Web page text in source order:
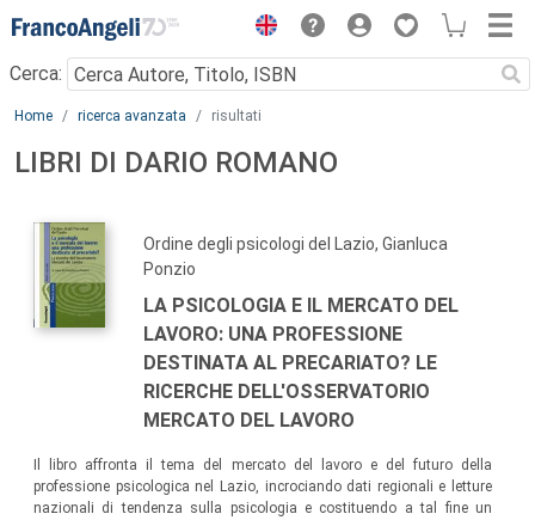
Menu
Cerca:
Main content
Home ricerca avanzata risultati
LIBRI DI DARIO ROMANO
Ordine degli psicologi del Lazio, Gianluca
Ponzio
LA PSICOLOGIA E IL MERCATO DEL
LAVORO: UNA PROFESSIONE
DESTINATA AL PRECARIATO? LE
RICERCHE DELL'OSSERVATORIO
MERCATO DEL LAVORO
Il libro affronta il tema del mercato del lavoro e del futuro della
professione psicologica nel Lazio, incrociando dati regionali e letture
nazionali di tendenza sulla psicologia e costituendo a tal fine un